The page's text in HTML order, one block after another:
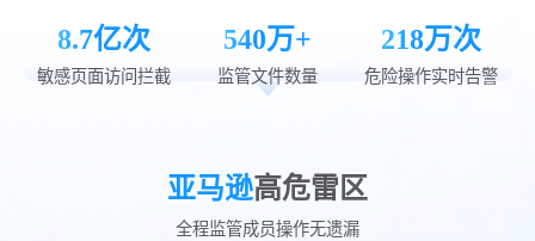
8.7亿次
敏感页面访问拦截
540万+
监管文件数量
218万次
危险操作实时告警
亚马逊高危雷区
全程监管成员操作无遗漏